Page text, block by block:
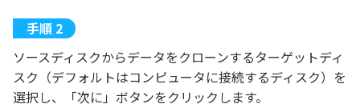
ソースディスクからデータをクローンするターゲットディ
スク（デフォルトはコンピュータに接続するディスク）を
選択し、「次に」ボタンをクリックします。